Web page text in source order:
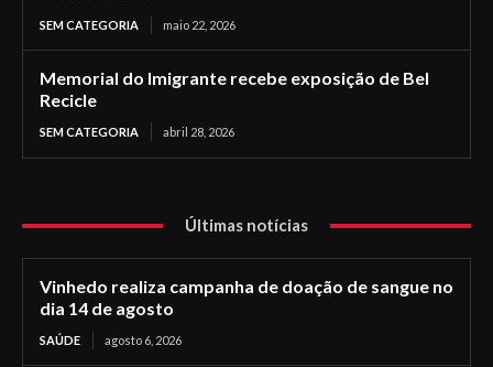
SEM CATEGORIA maio 22, 2026
Memorial do Imigrante recebe exposição de Bel
Recicle
SEM CATEGORIA abril 28, 2026
Últimas notícias
Vinhedo realiza campanha de doação de sangue no
dia 14 de agosto
SAÚDE agosto 6, 2026